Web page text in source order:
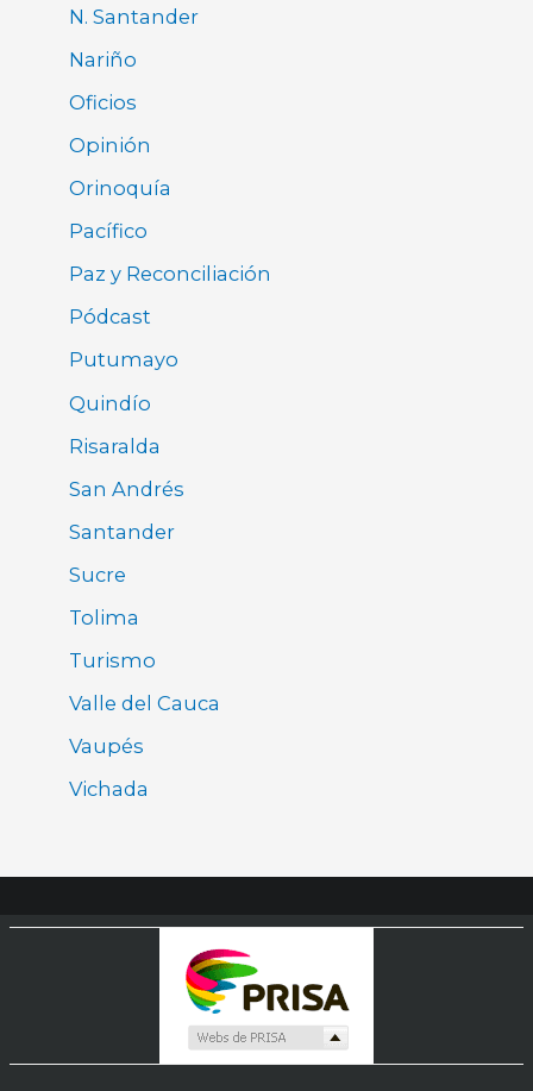
N. Santander
Nariño
Oficios
Opinión
Orinoquía
Pacífico
Paz y Reconciliación
Pódcast
Putumayo
Quindío
Risaralda
San Andrés
Santander
Sucre
Tolima
Turismo
Valle del Cauca
Vaupés
Vichada